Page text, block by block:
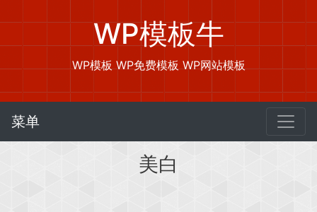
WP模板牛
WP模板 WP免费模板 WP网站模板
菜单
美白